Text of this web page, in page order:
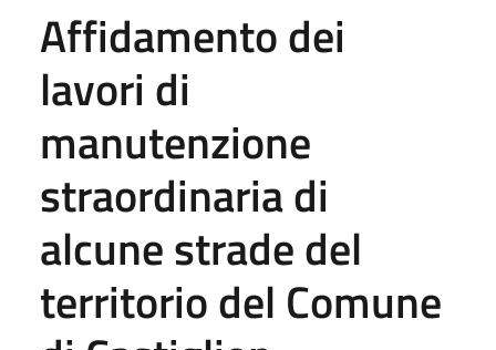
Affidamento dei
lavori di
manutenzione
straordinaria di
alcune strade del
territorio del Comune